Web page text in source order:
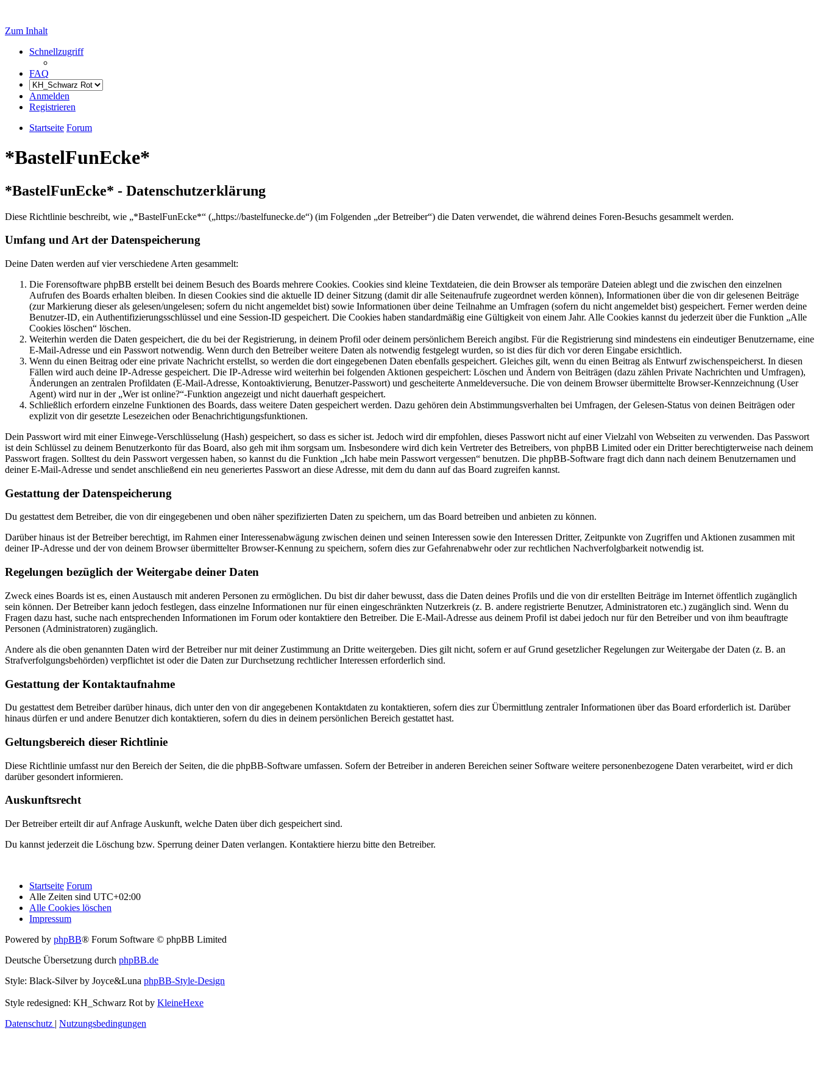
Zum Inhalt
Schnellzugriff
FAQ
Anmelden
Registrieren
Startseite Forum
*BastelFunEcke*
*BastelFunEcke* - Datenschutzerklärung
Diese Richtlinie beschreibt, wie „*BastelFunEcke*“ („https://bastelfunecke.de“) (im Folgenden „der Betreiber“) die Daten verwendet, die während deines Foren-Besuchs gesammelt werden.
Umfang und Art der Datenspeicherung
Deine Daten werden auf vier verschiedene Arten gesammelt:
Die Forensoftware phpBB erstellt bei deinem Besuch des Boards mehrere Cookies. Cookies sind kleine Textdateien, die dein Browser als temporäre Dateien ablegt und die zwischen den einzelnen
Aufrufen des Boards erhalten bleiben. In diesen Cookies sind die aktuelle ID deiner Sitzung (damit dir alle Seitenaufrufe zugeordnet werden können), Informationen über die von dir gelesenen Beiträge
(zur Markierung dieser als gelesen/ungelesen; sofern du nicht angemeldet bist) sowie Informationen über deine Teilnahme an Umfragen (sofern du nicht angemeldet bist) gespeichert. Ferner werden deine
Benutzer-ID, ein Authentifizierungsschlüssel und eine Session-ID gespeichert. Die Cookies haben standardmäßig eine Gültigkeit von einem Jahr. Alle Cookies kannst du jederzeit über die Funktion „Alle
Cookies löschen“ löschen.
Weiterhin werden die Daten gespeichert, die du bei der Registrierung, in deinem Profil oder deinem persönlichem Bereich angibst. Für die Registrierung sind mindestens ein eindeutiger Benutzername, eine
E-Mail-Adresse und ein Passwort notwendig. Wenn durch den Betreiber weitere Daten als notwendig festgelegt wurden, so ist dies für dich vor deren Eingabe ersichtlich.
Wenn du einen Beitrag oder eine private Nachricht erstellst, so werden die dort eingegebenen Daten ebenfalls gespeichert. Gleiches gilt, wenn du einen Beitrag als Entwurf zwischenspeicherst. In diesen
Fällen wird auch deine IP-Adresse gespeichert. Die IP-Adresse wird weiterhin bei folgenden Aktionen gespeichert: Löschen und Ändern von Beiträgen (dazu zählen Private Nachrichten und Umfragen),
Änderungen an zentralen Profildaten (E-Mail-Adresse, Kontoaktivierung, Benutzer-Passwort) und gescheiterte Anmeldeversuche. Die von deinem Browser übermittelte Browser-Kennzeichnung (User
Agent) wird nur in der „Wer ist online?“-Funktion angezeigt und nicht dauerhaft gespeichert.
Schließlich erfordern einzelne Funktionen des Boards, dass weitere Daten gespeichert werden. Dazu gehören dein Abstimmungsverhalten bei Umfragen, der Gelesen-Status von deinen Beiträgen oder
explizit von dir gesetzte Lesezeichen oder Benachrichtigungsfunktionen.
Dein Passwort wird mit einer Einwege-Verschlüsselung (Hash) gespeichert, so dass es sicher ist. Jedoch wird dir empfohlen, dieses Passwort nicht auf einer Vielzahl von Webseiten zu verwenden. Das Passwort
ist dein Schlüssel zu deinem Benutzerkonto für das Board, also geh mit ihm sorgsam um. Insbesondere wird dich kein Vertreter des Betreibers, von phpBB Limited oder ein Dritter berechtigterweise nach deinem
Passwort fragen. Solltest du dein Passwort vergessen haben, so kannst du die Funktion „Ich habe mein Passwort vergessen“ benutzen. Die phpBB-Software fragt dich dann nach deinem Benutzernamen und
deiner E-Mail-Adresse und sendet anschließend ein neu generiertes Passwort an diese Adresse, mit dem du dann auf das Board zugreifen kannst.
Gestattung der Datenspeicherung
Du gestattest dem Betreiber, die von dir eingegebenen und oben näher spezifizierten Daten zu speichern, um das Board betreiben und anbieten zu können.
Darüber hinaus ist der Betreiber berechtigt, im Rahmen einer Interessenabwägung zwischen deinen und seinen Interessen sowie den Interessen Dritter, Zeitpunkte von Zugriffen und Aktionen zusammen mit
deiner IP-Adresse und der von deinem Browser übermittelter Browser-Kennung zu speichern, sofern dies zur Gefahrenabwehr oder zur rechtlichen Nachverfolgbarkeit notwendig ist.
Regelungen bezüglich der Weitergabe deiner Daten
Zweck eines Boards ist es, einen Austausch mit anderen Personen zu ermöglichen. Du bist dir daher bewusst, dass die Daten deines Profils und die von dir erstellten Beiträge im Internet öffentlich zugänglich
sein können. Der Betreiber kann jedoch festlegen, dass einzelne Informationen nur für einen eingeschränkten Nutzerkreis (z. B. andere registrierte Benutzer, Administratoren etc.) zugänglich sind. Wenn du
Fragen dazu hast, suche nach entsprechenden Informationen im Forum oder kontaktiere den Betreiber. Die E-Mail-Adresse aus deinem Profil ist dabei jedoch nur für den Betreiber und von ihm beauftragte
Personen (Administratoren) zugänglich.
Andere als die oben genannten Daten wird der Betreiber nur mit deiner Zustimmung an Dritte weitergeben. Dies gilt nicht, sofern er auf Grund gesetzlicher Regelungen zur Weitergabe der Daten (z. B. an
Strafverfolgungsbehörden) verpflichtet ist oder die Daten zur Durchsetzung rechtlicher Interessen erforderlich sind.
Gestattung der Kontaktaufnahme
Du gestattest dem Betreiber darüber hinaus, dich unter den von dir angegebenen Kontaktdaten zu kontaktieren, sofern dies zur Übermittlung zentraler Informationen über das Board erforderlich ist. Darüber
hinaus dürfen er und andere Benutzer dich kontaktieren, sofern du dies in deinem persönlichen Bereich gestattet hast.
Geltungsbereich dieser Richtlinie
Diese Richtlinie umfasst nur den Bereich der Seiten, die die phpBB-Software umfassen. Sofern der Betreiber in anderen Bereichen seiner Software weitere personenbezogene Daten verarbeitet, wird er dich
darüber gesondert informieren.
Auskunftsrecht
Der Betreiber erteilt dir auf Anfrage Auskunft, welche Daten über dich gespeichert sind.
Du kannst jederzeit die Löschung bzw. Sperrung deiner Daten verlangen. Kontaktiere hierzu bitte den Betreiber.
Startseite Forum
Alle Zeiten sind UTC+02:00
Alle Cookies löschen
Impressum
Powered by phpBB® Forum Software © phpBB Limited
Deutsche Übersetzung durch phpBB.de
Style: Black-Silver by Joyce&Luna phpBB-Style-Design
Style redesigned: KH_Schwarz Rot by KleineHexe
Datenschutz | Nutzungsbedingungen